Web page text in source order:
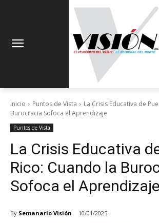
Inicio Puntos de Vista
La Crisis Educativa de
Burocracia Sofoca el Aprendizaje
Puntos de Vista
La Crisis Educativa
Rico: Cuando la
Sofoca el Aprendizaje
By Semanario Visión 10/01/2025